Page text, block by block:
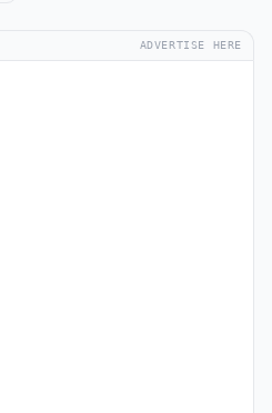
ADVERTISE HERE